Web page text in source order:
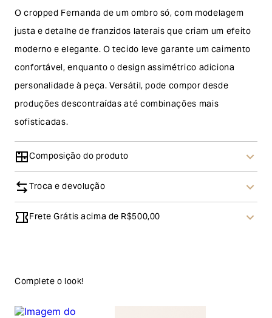
O cropped Fernanda de um ombro só, com modelagem
justa e detalhe de franzidos laterais que criam um efeito
moderno e elegante. O tecido leve garante um caimento
confortável, enquanto o design assimétrico adiciona
personalidade à peça. Versátil, pode compor desde
produções descontraídas até combinações mais
sofisticadas.
Composição do produto
Troca e devolução
Troca
escolher a modalidade troca, no final do processo de
Frete Grátis acima de R$500,00
Complete o look!